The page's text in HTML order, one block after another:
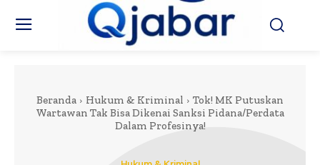
Beranda Hukum & Kriminal
Tok! MK Putuskan
Wartawan Tak Bisa Dikenai Sanksi Pidana/Perdata
Dalam Profesinya!